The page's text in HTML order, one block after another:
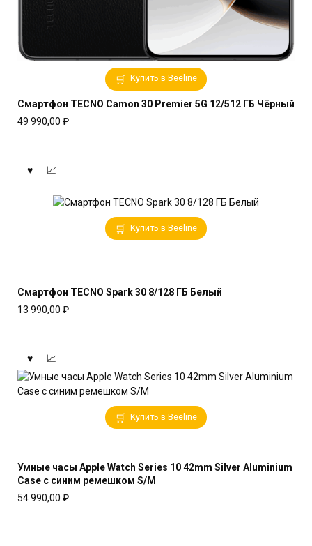
Купить в Beeline
Смартфон TECNO Camon 30 Premier 5G 12/512 ГБ Чёрный
49 990,00 ₽
Купить в Beeline
Смартфон TECNO Spark 30 8/128 ГБ Белый
13 990,00 ₽
Купить в Beeline
Умные часы Apple Watch Series 10 42mm Silver Aluminium
Case с синим ремешком S/M
54 990,00 ₽